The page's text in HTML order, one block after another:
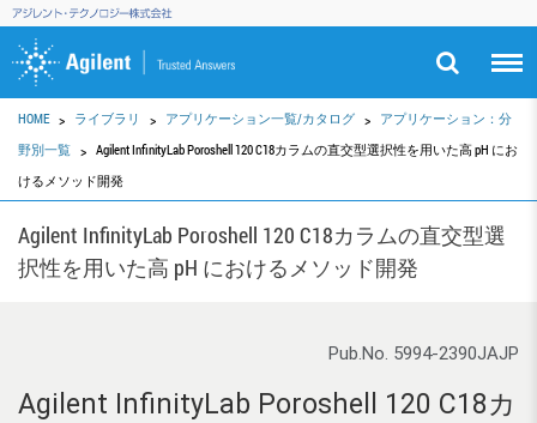
HOME ライブラリ アプリケーション一覧/カタログ
アプリケーション：分
野別一覧
Agilent InfinityLab Poroshell 120 C18カラムの直交型選択性を用いた高 pH にお
けるメソッド開発
Agilent InfinityLab Poroshell 120 C18カラムの直交型選
択性を用いた高 pH におけるメソッド開発
Pub.No. 5994-2390JAJP
Agilent InfinityLab Poroshell 120 C18カ